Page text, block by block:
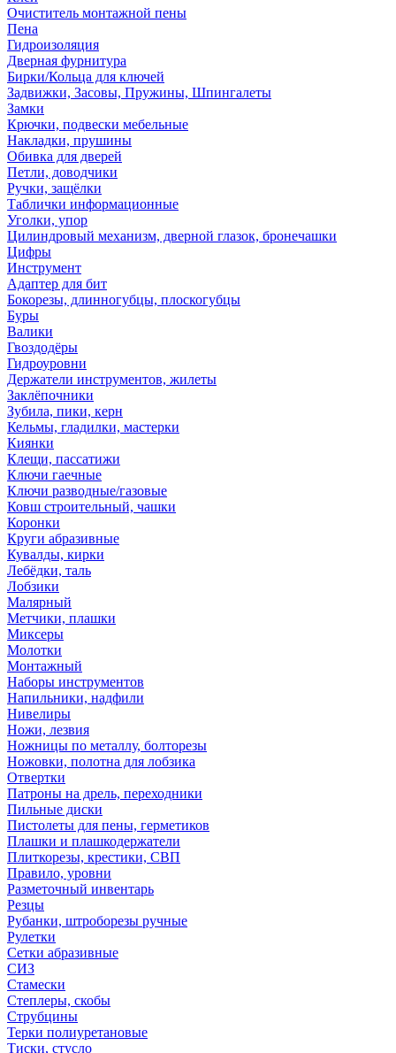
Очиститель монтажной пены
Пена
Гидроизоляция
Дверная фурнитура
Бирки/Кольца для ключей
Задвижки, Засовы, Пружины, Шпингалеты
Замки
Крючки, подвески мебельные
Накладки, прушины
Обивка для дверей
Петли, доводчики
Ручки, защёлки
Таблички информационные
Уголки, упор
Цилиндровый механизм, дверной глазок, бронечашки
Цифры
Инструмент
Адаптер для бит
Бокорезы, длинногубцы, плоскогубцы
Буры
Валики
Гвоздодёры
Гидроуровни
Держатели инструментов, жилеты
Заклёпочники
Зубила, пики, керн
Кельмы, гладилки, мастерки
Киянки
Клещи, пассатижи
Ключи гаечные
Ключи разводные/газовые
Ковш строительный, чашки
Коронки
Круги абразивные
Кувалды, кирки
Лебёдки, таль
Лобзики
Малярный
Метчики, плашки
Миксеры
Молотки
Монтажный
Наборы инструментов
Напильники, надфили
Нивелиры
Ножи, лезвия
Ножницы по металлу, болторезы
Ножовки, полотна для лобзика
Отвертки
Патроны на дрель, переходники
Пильные диски
Пистолеты для пены, герметиков
Плашки и плашкодержатели
Плиткорезы, крестики, СВП
Правило, уровни
Разметочный инвентарь
Резцы
Рубанки, штроборезы ручные
Рулетки
Сетки абразивные
СИЗ
Стамески
Степлеры, скобы
Струбцины
Терки полиуретановые
Тиски, стусло